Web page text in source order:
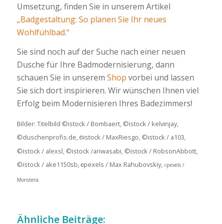
Umsetzung, finden Sie in unserem Artikel
„Badgestaltung: So planen Sie Ihr neues
Wohlfühlbad.“
Sie sind noch auf der Suche nach einer neuen
Dusche für Ihre Badmodernisierung, dann
schauen Sie in unserem Shop vorbei und lassen
Sie sich dort inspirieren. Wir wünschen Ihnen viel
Erfolg beim Modernisieren Ihres Badezimmers!
Bilder: Titelbild ©istock / Bombaert, ©istock / kelvinjay,
©duschenprofis.de, ©istock / MaxRiesgo, ©istock / a103,
©istock / alexsl, ©istock /ariwasabi, ©istock / RobsonAbbott,
©istock / ake1150sb, ©pexels / Max Rahubovskiy, ©pexels /
Monstera
Ähnliche Beiträge: